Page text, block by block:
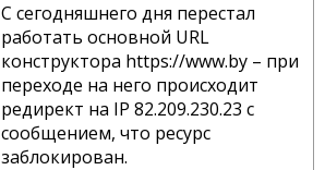
С сегодняшнего дня перестал
работать основной URL
конструктора https://www.by – при
переходе на него происходит
редирект на IP 82.209.230.23 c
сообщением, что ресурс
заблокирован.